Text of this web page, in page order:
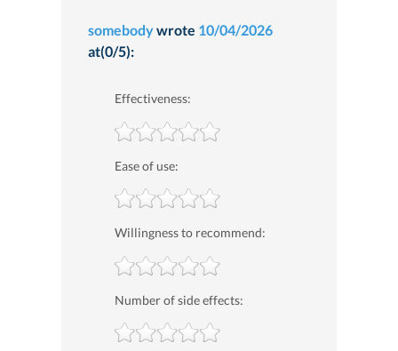
somebodywrote 10/04/2026
at(0/5):
Effectiveness:
Ease of use:
Willingness to recommend:
Number of side effects: